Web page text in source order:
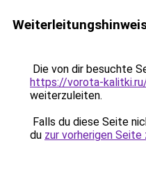
Die von dir besuchte
https://vorota-
weiterzuleiten.
Falls du diese Seite
du zur vorherigen Seite